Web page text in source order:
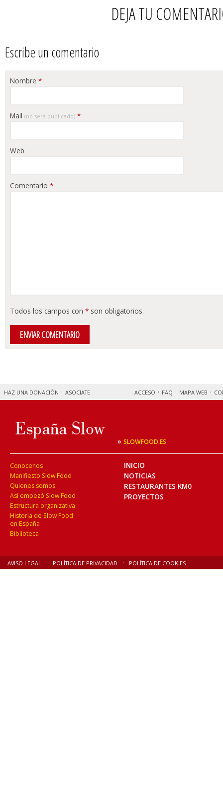
DEJA TU
Escribe un comentario
Nombre *
Mail (no sera publicado) *
Web
Comentario *
Todos los campos con * son obligatorios.
HAZ UNA DONACIÓN ASOCIATE ACCESO FAQ MAPA WEB
» SLOWFOOD.ES
Conocenos
Manifiesto Slow Food
Quienes somos
Así empezó Slow Food
Estructura organizativa
Historia de Slow Food
en España
Biblioteca
INICIO
NOTICIAS
RESTAURANTES KM0
PROYECTOS
AVISO LEGAL POLÍTICA DE PRIVACIDAD POLÍTICA DE COOKIES